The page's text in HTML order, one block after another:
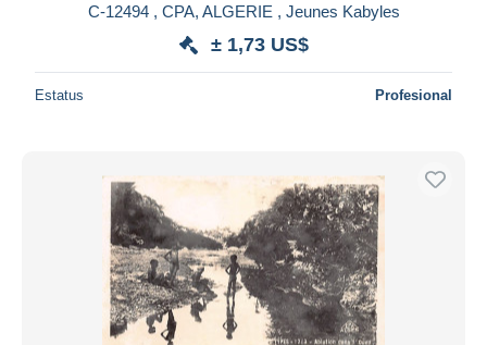
C-12494 , CPA, ALGERIE , Jeunes Kabyles
± 1,73 US$
Estatus Profesional